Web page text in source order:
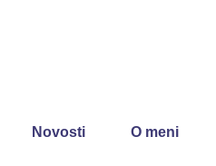
Novosti O meni